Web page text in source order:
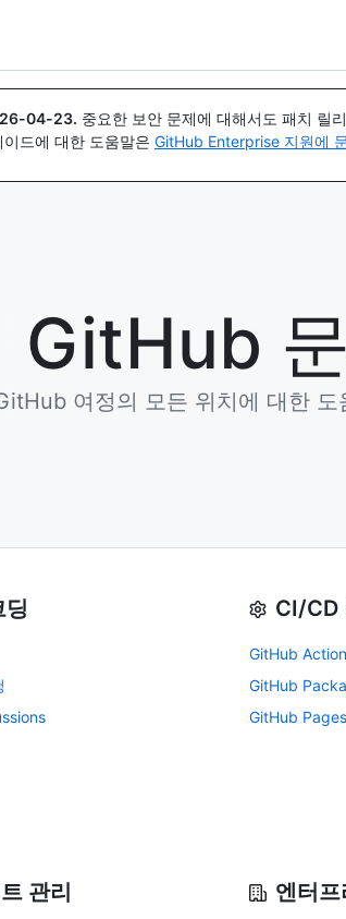
04-23. 중요한 보안 문제에 대해서도 패치 릴
드에 대한 도움말은 GitHub Enterprise 지원에
GitHub
여정의 모든 위치에 대한 도
딩 CI/CD
GitHub
GitHub
GitHub Pages
관리 엔터프